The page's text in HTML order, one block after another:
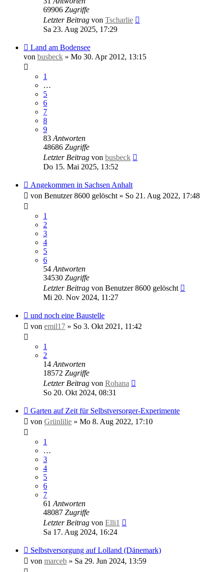
69906 Zugriffe
Letzter Beitrag von Tscharlie
Sa 23. Aug 2025, 17:29
Land am Bodensee
von busbeck » Mo 30. Apr 2012, 13:15
1
…
5
6
7
8
9
83 Antworten
48686 Zugriffe
Letzter Beitrag von busbeck
Do 15. Mai 2025, 13:52
Angekommen in Sachsen Anhalt
von Benutzer 8600 gelöscht » So 21. Aug 2022, 17:48
1
2
3
4
5
6
54 Antworten
34530 Zugriffe
Letzter Beitrag von Benutzer 8600 gelöscht
Mi 20. Nov 2024, 11:27
und noch eine Baustelle
von emil17 » So 3. Okt 2021, 11:42
1
2
14 Antworten
18572 Zugriffe
Letzter Beitrag von Rohana
So 20. Okt 2024, 08:31
Garten auf Zeit für Selbstversorger-Experimente
von Grünlilie » Mo 8. Aug 2022, 17:10
1
…
3
4
5
6
7
61 Antworten
48087 Zugriffe
Letzter Beitrag von Elli1
Sa 17. Aug 2024, 16:24
Selbstversorgung auf Lolland (Dänemark)
von marceb » Sa 29. Jun 2024, 13:59